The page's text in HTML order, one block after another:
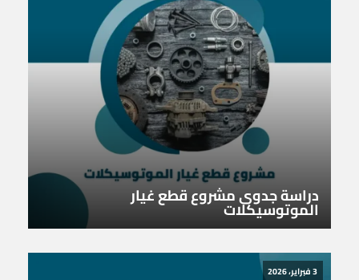
دراسة جدوى مشروع قطع غيار
الموتوسيكلات
3 فبراير، 2026